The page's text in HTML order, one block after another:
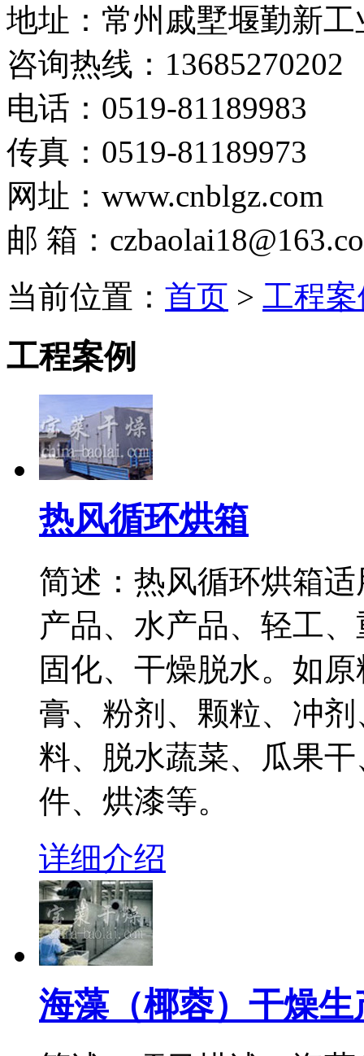
地址：常州戚墅堰勤新工
咨询热线：13685270202
电话：0519-81189983
传真：0519-81189973
网址：www.cnblgz.com
邮 箱：
当前位置： 首页 > 工程
工程案例
热风循环烘箱
简述：热风循环烘箱
产品、水产品、轻工
固化、干燥脱水。如
膏、粉剂、颗粒、冲
料、脱水蔬菜、瓜果
件、烘漆等。
详细介绍
海藻（椰蓉）干燥生